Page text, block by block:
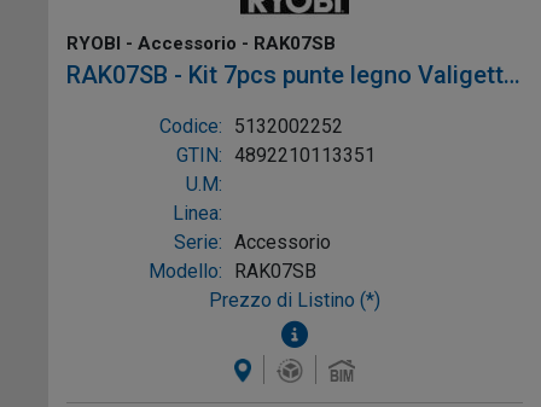
RYOBI - Accessorio - RAK07SB
RAK07SB - Kit 7pcs punte legno Valigetta
GripCase
Codice:
5132002252
GTIN: 4892210113351
U.M:
Linea:
Serie: Accessorio
Modello:
RAK07SB
Prezzo di Listino (*)